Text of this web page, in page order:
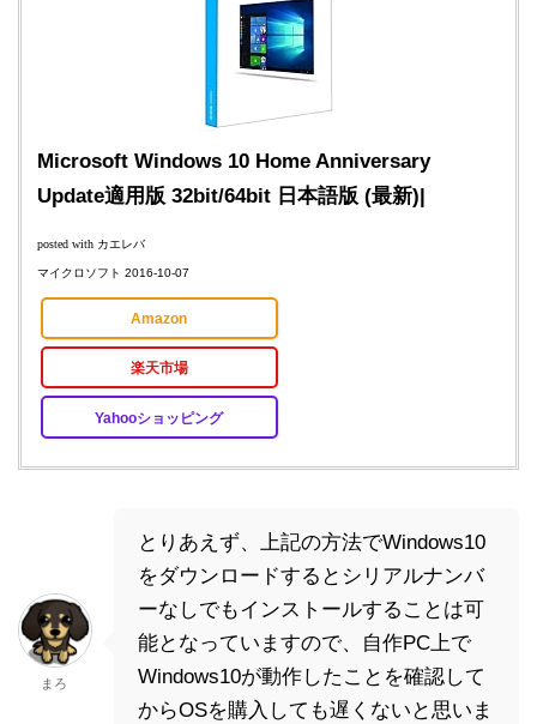
Microsoft Windows 10 Home Anniversary
Update適用版 32bit/64bit 日本語版 (最新)|
posted with カエレバ
マイクロソフト 2016-10-07
Amazon
楽天市場
Yahooショッピング
まろ
とりあえず、上記の方法でWindows10
をダウンロードするとシリアルナンバ
ーなしでもインストールすることは可
能となっていますので、自作PC上で
Windows10が動作したことを確認して
からOSを購入しても遅くないと思いま